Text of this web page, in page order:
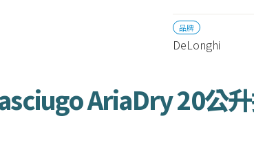
品牌
DeLonghi
AriaDry 20公升